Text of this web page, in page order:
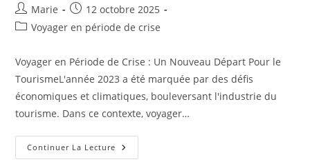
Auteur/autrice
de
Marie
Publication
publiée :
12 octobre 2025
PostVoyager en période de crise
Voyager en Période de Crise : Un Nouveau Départ Pour le
TourismeL'année 2023 a été marquée par des défis
économiques et climatiques, bouleversant l'industrie du
tourisme. Dans ce contexte, voyager…
Continuer La Lecture Voyager
Pendant